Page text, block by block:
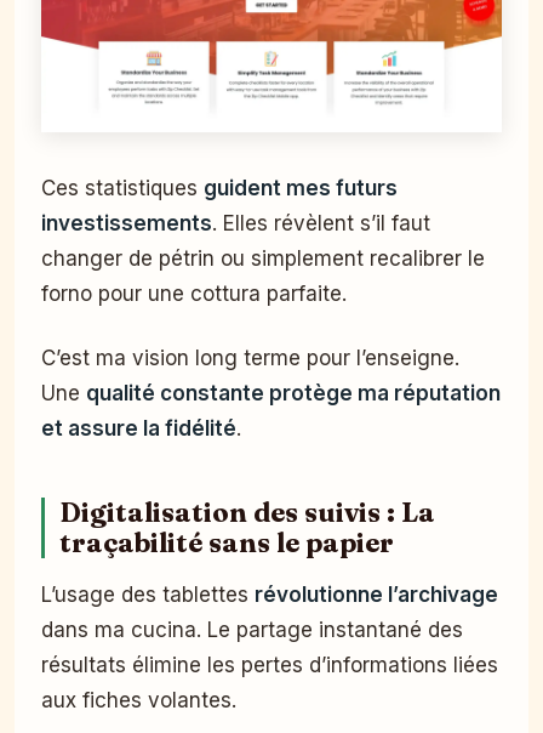
Ces statistiques guident mes futurs
investissements. Elles révèlent s’il faut
changer de pétrin ou simplement recalibrer le
forno pour une cottura parfaite.
C’est ma vision long terme pour l’enseigne.
Une qualité constante protège ma réputation
et assure la fidélité.
Digitalisation des suivis : La
traçabilité sans le papier
L’usage des tablettes révolutionne l’archivage
dans ma cucina. Le partage instantané des
résultats élimine les pertes d’informations liées
aux fiches volantes.